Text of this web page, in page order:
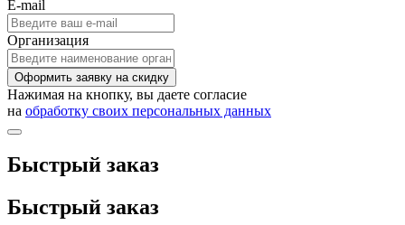
E-mail
Организация
Оформить заявку на скидку
Нажимая на кнопку, вы даете согласие
на обработку своих персональных данных
Быстрый заказ
Быстрый заказ